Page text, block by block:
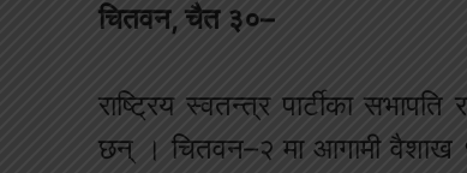
चितवन, चैत ३०–
राष्ट्रिय स्वतन्त्र पार्टीका
छन् । चितवन–२ मा आगामी वैशाख